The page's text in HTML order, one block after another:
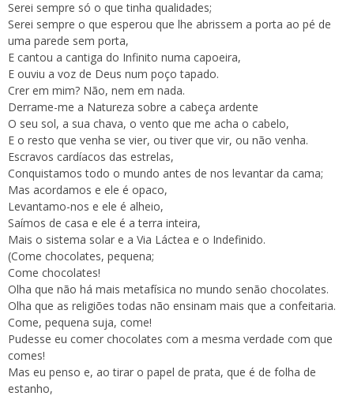
Serei sempre só o que tinha qualidades;
Serei sempre o que esperou que lhe abrissem a porta ao pé de
uma parede sem porta,
E cantou a cantiga do Infinito numa capoeira,
E ouviu a voz de Deus num poço tapado.
Crer em mim? Não, nem em nada.
Derrame-me a Natureza sobre a cabeça ardente
O seu sol, a sua chava, o vento que me acha o cabelo,
E o resto que venha se vier, ou tiver que vir, ou não venha.
Escravos cardíacos das estrelas,
Conquistamos todo o mundo antes de nos levantar da cama;
Mas acordamos e ele é opaco,
Levantamo-nos e ele é alheio,
Saímos de casa e ele é a terra inteira,
Mais o sistema solar e a Via Láctea e o Indefinido.
(Come chocolates, pequena;
Come chocolates!
Olha que não há mais metafísica no mundo senão chocolates.
Olha que as religiões todas não ensinam mais que a confeitaria.
Come, pequena suja, come!
Pudesse eu comer chocolates com a mesma verdade com que
comes!
Mas eu penso e, ao tirar o papel de prata, que é de folha de
estanho,